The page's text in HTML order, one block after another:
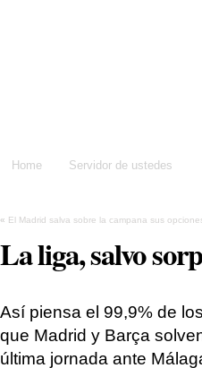
Home Servidor de ustedes
« El Madrid salva sobre la campana sus
La liga, salvo
Así piensa el 99,9% de
que Madrid y Barça
última jornada ante